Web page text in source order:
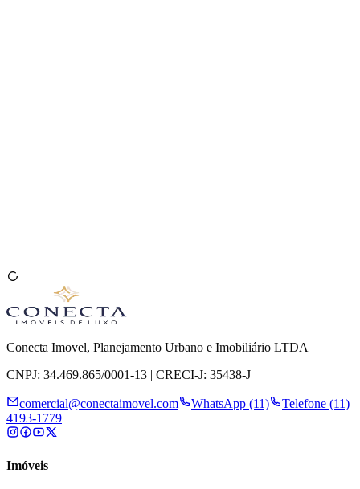
Conecta Imovel, Planejamento Urbano e Imobiliário LTDA
CNPJ: 34.469.865/0001-13 | CRECI-J: 35438-J
comercial@conectaimovel.com WhatsApp (11)
Telefone (11)
4193-1779
Imóveis